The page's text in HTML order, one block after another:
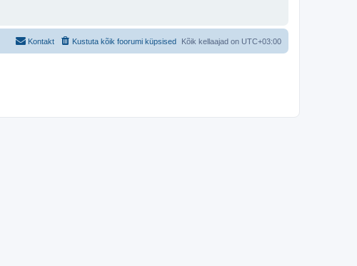
Kõik kellaajad on UTC+03:00
Kustuta kõik foorumi küpsised
Kontakt